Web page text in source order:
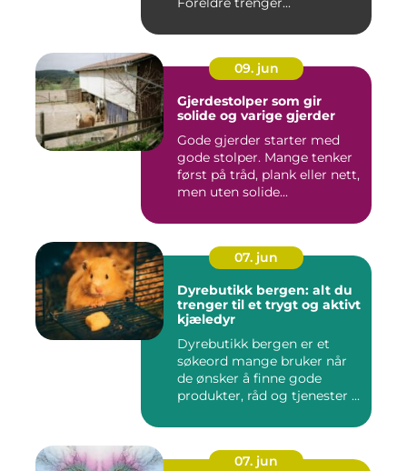
09. jun
Gjerdestolper som gir
solide og varige gjerder
Gode gjerder starter med
gode stolper. Mange tenker
først på tråd, plank eller nett,
men uten solide...
07. jun
Dyrebutikk bergen: alt du
trenger til et trygt og aktivt
kjæledyr
Dyrebutikk bergen er et
søkeord mange bruker når
de ønsker å finne gode
produkter, råd og tjenester ...
07. jun